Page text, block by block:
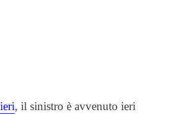
, il sinistro è avvenuto ieri